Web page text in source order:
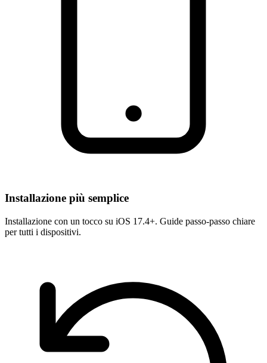
Installazione più semplice
Installazione con un tocco su iOS 17.4+. Guide passo-passo chiare
per tutti i dispositivi.